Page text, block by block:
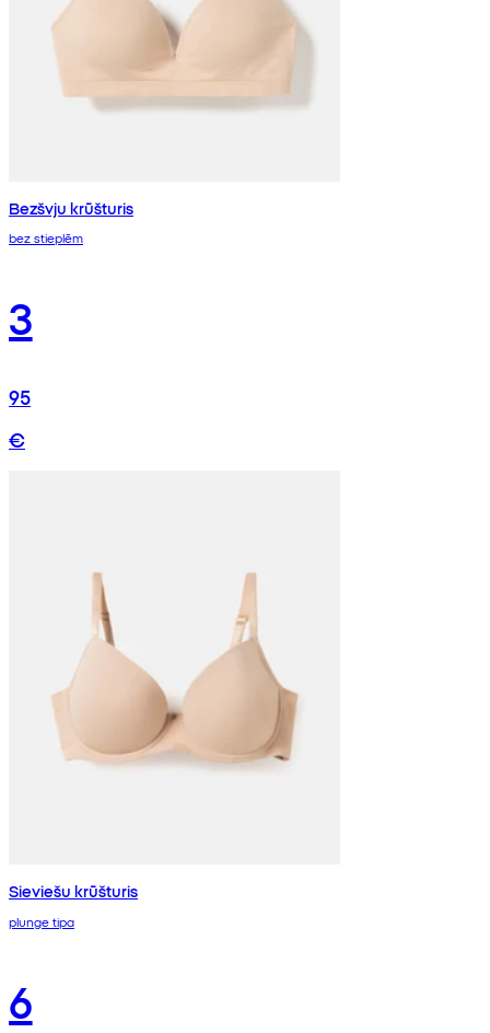
Bezšvju krūšturis
bez stieplēm
3
95
€
Sieviešu krūšturis
plunge tipa
6